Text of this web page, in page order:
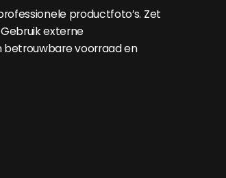
productfoto’s. Zet
externe
betrouwbare voorraad en